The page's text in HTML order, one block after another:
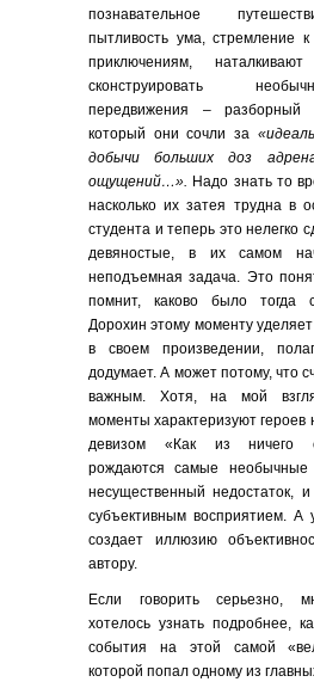
познавательное
пытливость ума, стремление
приключениям,
сконструировать
передвижения – разборный
который они сочли за
добычи больших доз
ощущений…». Надо знать то
насколько их затея трудна в
студента и теперь это нелегко
девяностые, в их самом
неподъемная задача. Это
помнит, каково было тогда
Дорохин этому моменту
в своем произведении,
додумает. А может потому, что
важным. Хотя, на мой
моменты характеризуют героев
девизом «Как из ничего
рождаются самые
несущественный недостаток,
субъективным восприятием.
создает иллюзию
автору.
Если говорить серьезно,
хотелось узнать подробнее,
события на этой самой
которой попал одному из